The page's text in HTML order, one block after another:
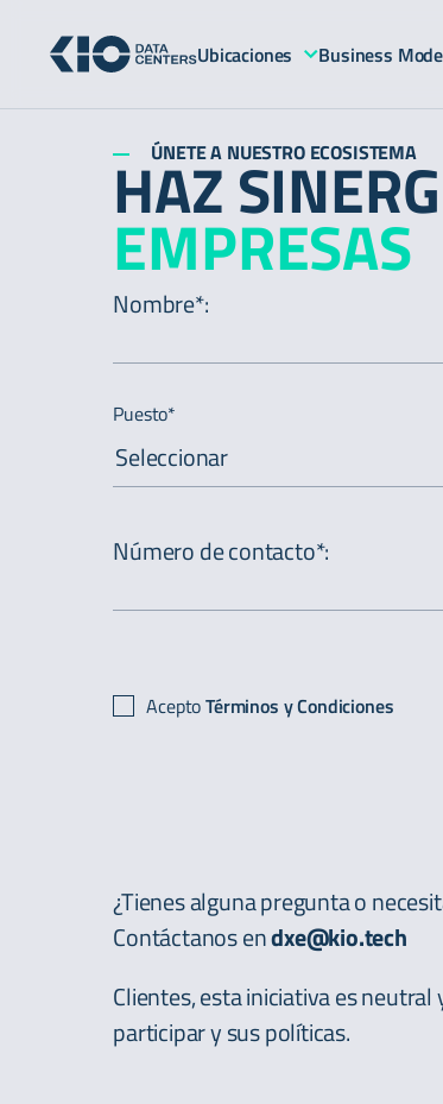
Ubicaciones Business
ÚNETE A NUESTRO ECOSISTEMA
HAZ
EMPRESAS
Nombre*:
Puesto*
Seleccionar
Número de contacto*:
AceptoTérminos y Condiciones
¿Tienes alguna pregunta o
Contáctanos endxe@kio.tech
Clientes, esta iniciativa es
participar y sus políticas.